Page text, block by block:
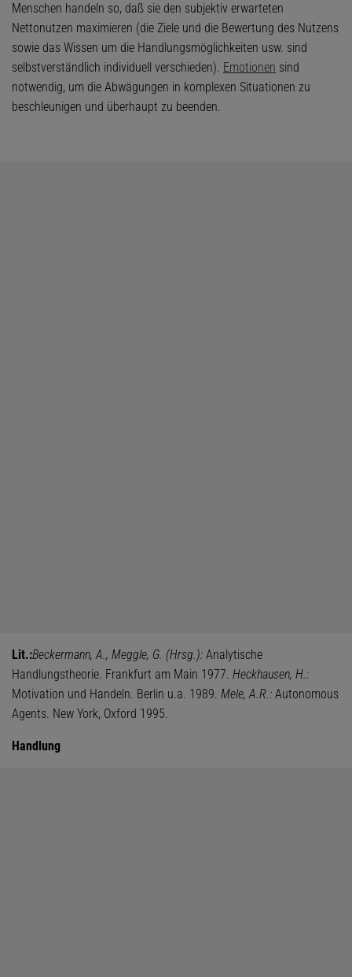
Menschen handeln so, daß sie den subjektiv erwarteten
Nettonutzen maximieren (die Ziele und die Bewertung des Nutzens
sowie das Wissen um die Handlungsmöglichkeiten usw. sind
selbstverständlich individuell verschieden). Emotionen sind
notwendig, um die Abwägungen in komplexen Situationen zu
beschleunigen und überhaupt zu beenden.
Lit.:Beckermann, A., Meggle, G. (Hrsg.): Analytische
Handlungstheorie. Frankfurt am Main 1977. Heckhausen, H.:
Motivation und Handeln. Berlin u.a. 1989. Mele, A.R.: Autonomous
Agents. New York, Oxford 1995.
Handlung